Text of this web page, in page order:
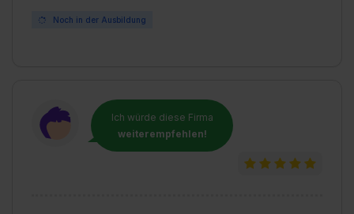
Noch in der Ausbildung
Ich würde diese Firma
weiterempfehlen!